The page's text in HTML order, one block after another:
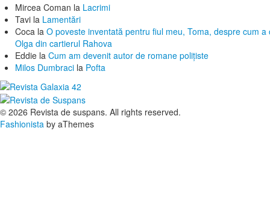
Mircea Coman la Lacrimi
Tavi la Lamentări
Coca la O poveste inventată pentru fiul meu, Toma, despre cum
Olga din cartierul Rahova
Eddie la Cum am devenit autor de romane polițiste
Milos Dumbraci la Pofta
© 2026 Revista de suspans. All rights reserved.
Fashionista by aThemes